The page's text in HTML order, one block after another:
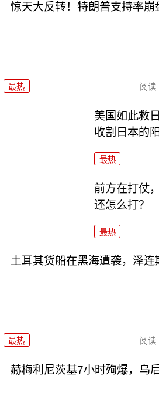
惊天大反转！特朗普支持率崩
最热 阅读
美国如此救
收割日本的阳
最热
前方在打仗
还怎么打？
最热
土耳其货船在黑海遭袭，泽连
最热 阅读
赫梅利尼茨基7小时殉爆，乌